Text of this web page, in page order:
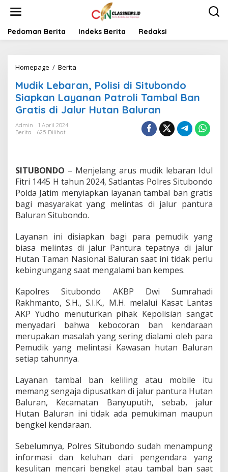
t
Pedoman Berita Indeks Berita Redaksi
Homepage / Berita
d
i
k
L
n
P
o
l
i
d
i
S
i
u
b
o
n
d
o
S
i
a
k
a
n
L
a
y
n
a
P
Mudik Lebaran, Polisi di Situbondo
Siapkan Layanan Patroli Tambal Ban
Gratis di Jalur Hutan Baluran
Admin
1 April 2024
Berita
625 Dilihat
SITUBONDO – Menjelang arus mudik lebaran Idul
Fitri 1445 H tahun 2024, Satlantas Polres Situbondo
Polda Jatim menyiapkan layanan tambal ban gratis
bagi masyarakat yang melintas di jalur pantura
Baluran Situbondo.
Layanan ini disiapkan bagi para pemudik yang
biasa melintas di jalur Pantura tepatnya di jalur
Hutan Taman Nasional Baluran saat ini tidak perlu
kebingungang saat mengalami ban kempes.
Kapolres Situbondo AKBP Dwi Sumrahadi
Rakhmanto, S.H., S.I.K., M.H. melalui Kasat Lantas
AKP Yudho menuturkan pihak Kepolisian sangat
menyadari bahwa kebocoran ban kendaraan
merupakan masalah yang sering dialami oleh para
Pemudik yang melintasi Kawasan hutan Baluran
setiap tahunnya.
Layanan tambal ban keliling atau mobile itu
memang sengaja dipusatkan di jalur pantura Hutan
Baluran, Kecamatan Banyuputih, sebab, jalur
Hutan Baluran ini tidak ada pemukiman maupun
bengkel kendaraan.
Sebelumnya, Polres Situbondo sudah menampung
informasi dan keluhan dari pengendara yang
kesulitan mencari bengkel atau tambal ban saat